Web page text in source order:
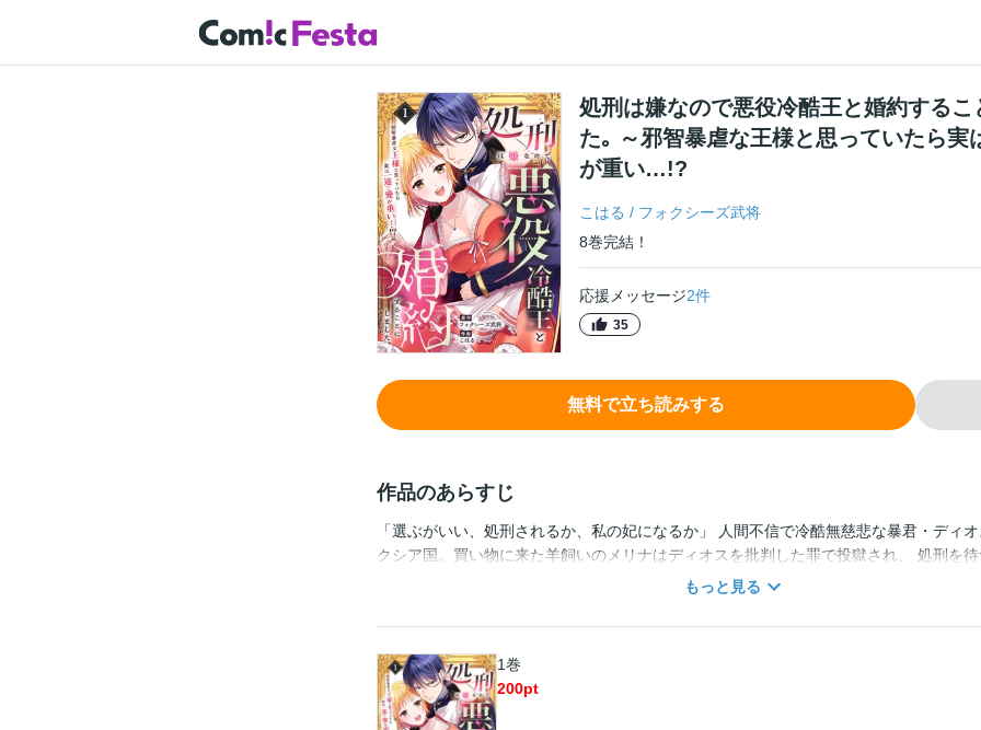
処刑は嫌なので悪役冷酷王と婚約するこ
た｡ ～邪智暴虐な王様と思っていたら実
が重い…!?
こはる / フォクシーズ武将
8巻完結！
応援メッセージ2件
35
無料で立ち読みする
作品のあらすじ
「選ぶがいい、処刑されるか、私の妃になるか」 人間不信で冷酷無慈悲な暴君・ディ
クシア国。買い物に来た羊飼いのメリナはディオスを批判した罪で投獄され、 処刑を
式のため暴君ディオスに申し出ると、明日の日没まで猶予を与えられた。 期限通り日
だと思ってたけど、心配性で、照れ屋で、意外と可愛い…？ 素直になれない暴君×庶民
ァンタジーが始まる。
もっと見る
1巻
200pt